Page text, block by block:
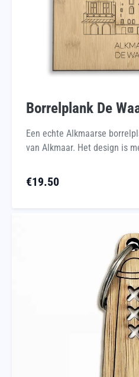
Borrelplank De
Een echte Alkmaarse
van Alkmaar. Het design is
€19.50